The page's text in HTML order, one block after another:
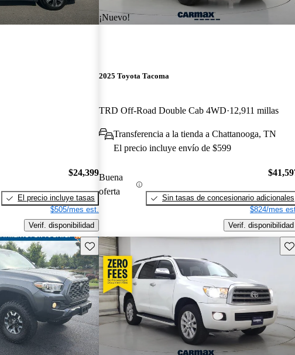
$24,399
El precio incluye tasas
$505/mes est.
Verif. disponibilidad
¡Nuevo!
2025 Toyota Tacoma
TRD Off-Road Double Cab 4WD 12,911 millas
Transferencia a la tienda a Chattanooga, TN
El precio incluye envío de $599
Buena
oferta
Sin tasas de concesionario adicionales
$824/mes
Verif. disponibilidad
Guarda este Aviso